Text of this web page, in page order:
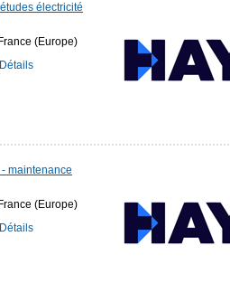
électricité
(Europe)
Détails
maintenance
(Europe)
Détails